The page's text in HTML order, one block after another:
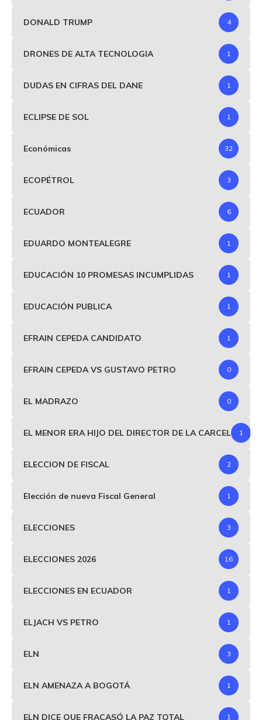
DONALD TRUMP 4
DRONES DE ALTA TECNOLOGIA 1
DUDAS EN CIFRAS DEL DANE 1
ECLIPSE DE SOL 1
Económicas 32
ECOPÉTROL 3
ECUADOR 6
EDUARDO MONTEALEGRE 1
EDUCACIÓN 10 PROMESAS INCUMPLIDAS 1
EDUCACIÓN PUBLICA 1
EFRAIN CEPEDA CANDIDATO 1
EFRAIN CEPEDA VS GUSTAVO PETRO 0
EL MADRAZO 0
EL MENOR ERA HIJO DEL DIRECTOR DE LA CARCEL 1
ELECCION DE FISCAL 2
Elección de nueva Fiscal General 1
ELECCIONES 3
ELECCIONES 2026 16
ELECCIONES EN ECUADOR 1
ELJACH VS PETRO 1
ELN 3
ELN AMENAZA A BOGOTÁ 1
ELN DICE QUE FRACASÓ LA PAZ TOTAL 1